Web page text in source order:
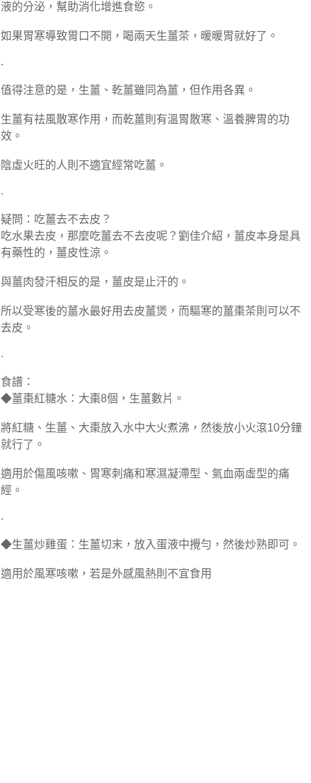
液的分泌，幫助消化增進食慾。
如果胃寒導致胃口不開，喝兩天生薑茶，暖暖胃就好了。
.
值得注意的是，生薑、乾薑雖同為薑，但作用各異。
生薑有祛風散寒作用，而乾薑則有溫胃散寒、溫養脾胃的功
效。
陰虛火旺的人則不適宜經常吃薑。
.
疑問：吃薑去不去皮？
吃水果去皮，那麼吃薑去不去皮呢？劉佳介紹，薑皮本身是具
有藥性的，薑皮性涼。
與薑肉發汗相反的是，薑皮是止汗的。
所以受寒後的薑水最好用去皮薑煲，而驅寒的薑棗茶則可以不
去皮。
.
食譜：
◆薑棗紅糖水：大棗8個，生薑數片。
將紅糖、生薑、大棗放入水中大火煮沸，然後放小火滾10分鐘
就行了。
適用於傷風咳嗽、胃寒刺痛和寒濕凝滯型、氣血兩虛型的痛
經。
.
◆生薑炒雞蛋：生薑切末，放入蛋液中攪勻，然後炒熟即可。
適用於風寒咳嗽，若是外感風熱則不宜食用